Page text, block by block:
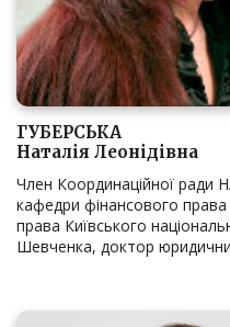
ГУБЕРСЬКА
Наталія Леонідівна
Член Координаційної ради
кафедри фінансового
права Київського
Шевченка, доктор